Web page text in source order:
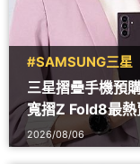
#SAMSUNG三星
三星摺疊手機預
寬摺Z Fold8最熱
2026/08/06